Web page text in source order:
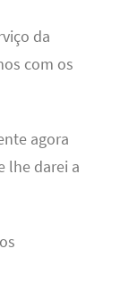
da
com os
agora
lhe darei a